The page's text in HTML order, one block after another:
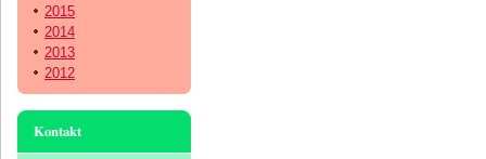
2015
2014
2013
2012
Kontakt